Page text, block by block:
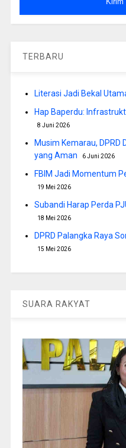
TERBARU
Literasi Jadi Bekal
Hap Baperdu:
8 Juni 2026
Musim Kemarau, DPRD
yang Aman
6 Juni 2026
FBIM Jadi Momentum
19 Mei 2026
Subandi Harap Perda
18 Mei 2026
DPRD Palangka Raya
15 Mei 2026
SUARA RAKYAT